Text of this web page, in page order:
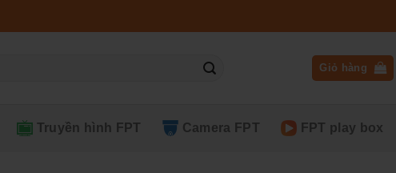
Giỏ hàng
Truyền hình FPT Camera FPT FPT play box